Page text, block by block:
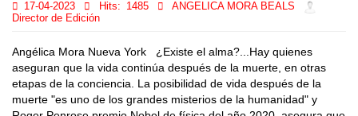
17-04-2023 Hits: 1485
ANGELICA MORA BEALS
Director de Edición
Angélica Mora Nueva York ¿Existe el alma?...Hay quienes
aseguran que la vida continúa después de la muerte, en otras
etapas de la conciencia. La posibilidad de vida después de la
muerte "es uno de los grandes misterios de la humanidad" y